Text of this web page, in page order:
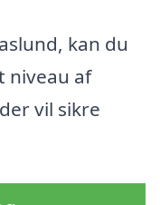
kan du
niveau af
vil sikre